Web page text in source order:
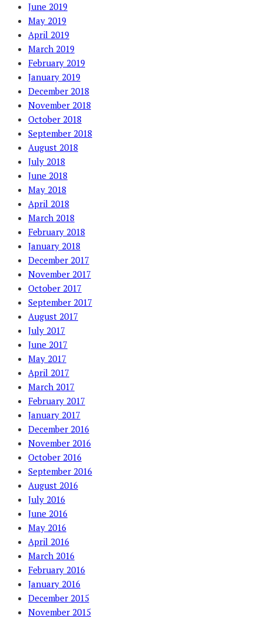
June 2019
May 2019
April 2019
March 2019
February 2019
January 2019
December 2018
November 2018
October 2018
September 2018
August 2018
July 2018
June 2018
May 2018
April 2018
March 2018
February 2018
January 2018
December 2017
November 2017
October 2017
September 2017
August 2017
July 2017
June 2017
May 2017
April 2017
March 2017
February 2017
January 2017
December 2016
November 2016
October 2016
September 2016
August 2016
July 2016
June 2016
May 2016
April 2016
March 2016
February 2016
January 2016
December 2015
November 2015